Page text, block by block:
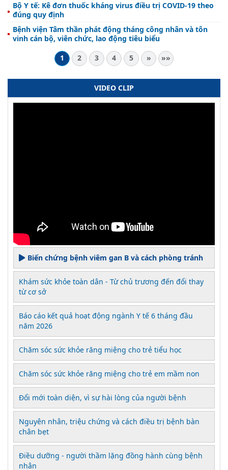
Bộ Y tế: Kê đơn thuốc kháng virus điều trị COVID-19 theo
đúng quy định
Bệnh viện Tâm thần phát động tháng công nhân và tôn
vinh cán bộ, viên chức, lao động tiêu biểu
1
2 3 4 5 » »»
VIDEO CLIP
Biến chứng bệnh viêm gan B và cách phòng tránh
Khám sức khỏe toàn dân - Từ chủ trương đến đổi thay
từ cơ sở
Báo cáo kết quả hoạt động ngành Y tế 6 tháng đầu
năm 2026
Chăm sóc sức khỏe răng miệng cho trẻ tiểu học
Chăm sóc sức khỏe răng miệng cho trẻ em mầm non
Đổi mới toàn diện, vì sự hài lòng của người bệnh
Nguyên nhân, triệu chứng và cách điều trị bệnh bàn
chân bẹt
Điều dưỡng - người thầm lặng đồng hành cùng bệnh
nhân